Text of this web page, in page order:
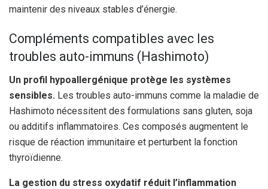
maintenir des niveaux stables d’énergie.
Compléments compatibles avec les
troubles auto-immuns (Hashimoto)
Un profil hypoallergénique protège les systèmes
sensibles. Les troubles auto-immuns comme la maladie de
Hashimoto nécessitent des formulations sans gluten, soja
ou additifs inflammatoires. Ces composés augmentent le
risque de réaction immunitaire et perturbent la fonction
thyroïdienne.
La gestion du stress oxydatif réduit l’inflammation